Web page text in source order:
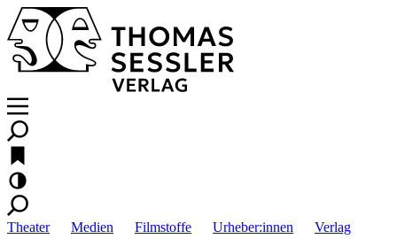
Theater Medien Filmstoffe Urheber:innen Verlag